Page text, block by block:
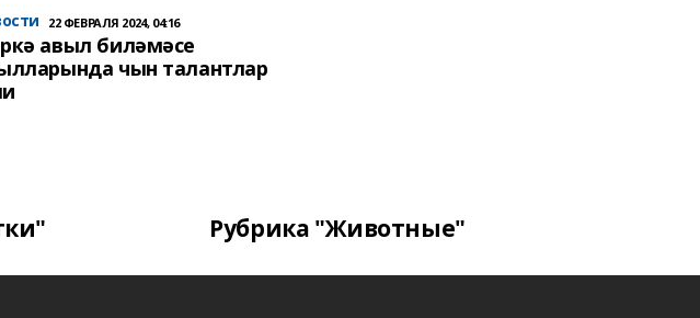
22 ФЕВРАЛЯ 2024, 04:16
авыл биләмәсе
чын талантлар
Рубрика "Животные"